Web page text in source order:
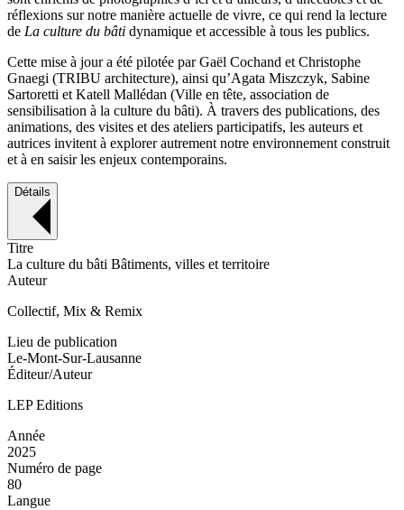
réflexions sur notre manière actuelle de vivre, ce qui rend la lecture
de La culture du bâti dynamique et accessible à tous les publics.
Cette mise à jour a été pilotée par Gaël Cochand et Christophe
Gnaegi (TRIBU architecture), ainsi qu’Agata Miszczyk, Sabine
Sartoretti et Katell Mallédan (Ville en tête, association de
sensibilisation à la culture du bâti). À travers des publications, des
animations, des visites et des ateliers participatifs, les auteurs et
autrices invitent à explorer autrement notre environnement construit
et à en saisir les enjeux contemporains.
Détails
Titre
La culture du bâti Bâtiments, villes et territoire
Auteur
Collectif, Mix & Remix
Lieu de publication
Le-Mont-Sur-Lausanne
Éditeur/Auteur
LEP Editions
Année
2025
Numéro de page
80
Langue